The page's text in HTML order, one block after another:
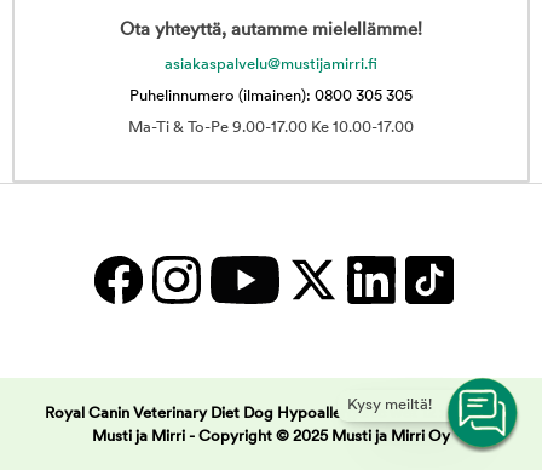
Kysy meiltä!
Ota yhteyttä, autamme mielellämme!
asiakaspalvelu@mustijamirri.fi
Puhelinnumero (ilmainen): 0800 305 305
Ma-Ti & To-Pe 9.00-17.00 Ke 10.00-17.00
Royal Canin Veterinary Diet Dog Hypoallergenic wet 12 x 400g |
Musti ja Mirri - Copyright © 2025 Musti ja Mirri Oy